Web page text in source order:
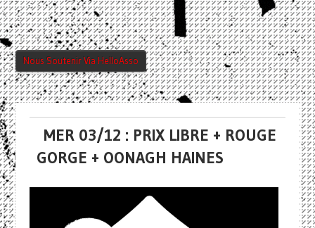
Nous Soutenir Via HelloAsso
MER 03/12 : PRIX LIBRE + ROUGE
GORGE + OONAGH HAINES